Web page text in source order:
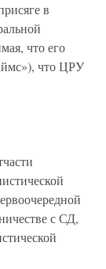
в
что его
что ЦРУ
с СД,